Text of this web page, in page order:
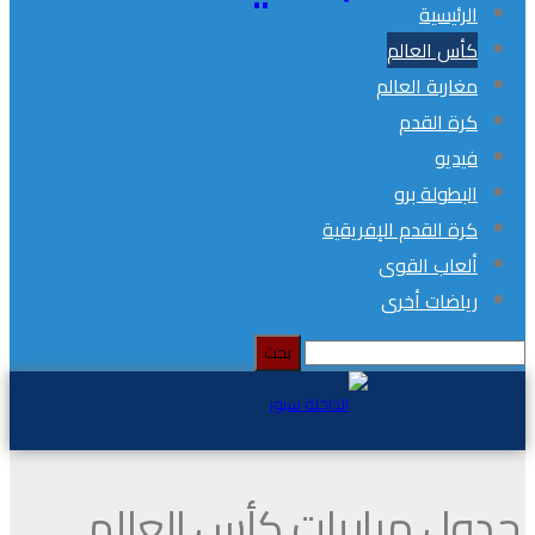
الرئيسية
كأس العالم
مغاربة العالم
كرة القدم
فيديو
البطولة برو
كرة القدم الإفريقية
ألعاب القوى
رياضات أخرى